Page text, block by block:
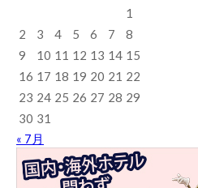
1
2
3 4 5 6 7
8
9
10 11 12 13 14 15
16 17 18 19 20 21 22
23 24 25 26 27 28 29
30 31
« 7月